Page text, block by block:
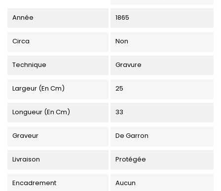
Année 1865
Circa Non
Technique Gravure
Largeur (en Cm) 25
Longueur (en Cm) 33
Graveur De Garron
Livraison Protégée
Encadrement Aucun